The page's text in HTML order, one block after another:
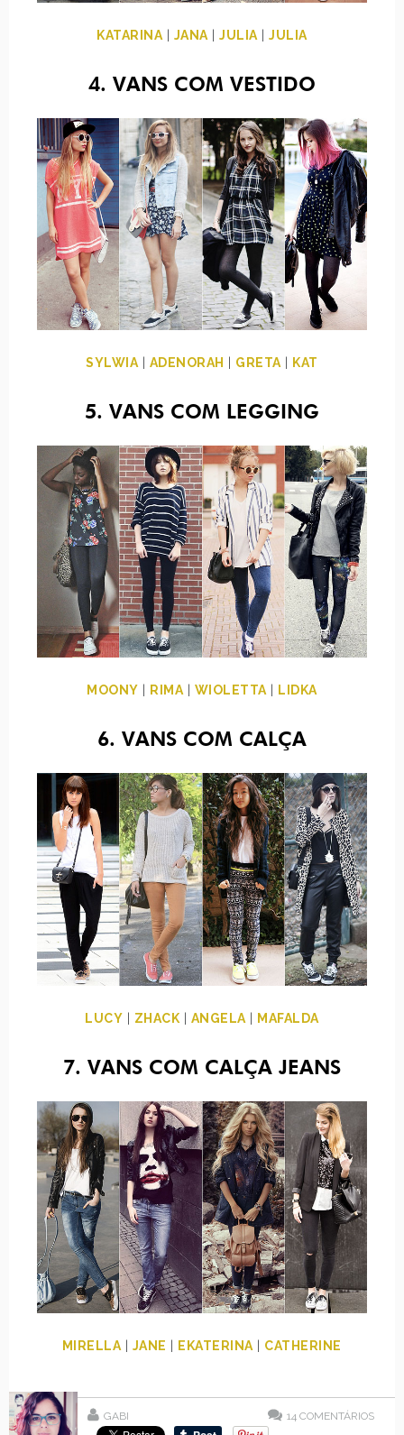
KATARINA JANA |JULIA |JULIA
4. VANS COM VESTIDO
SYLWIA ADENORAH GRETA KAT
5. VANS COM LEGGING
MOONY RIMA| WIOLETTA| LIDKA
6. VANS COM CALÇA
LUCY ZHACK ANGELA MAFALDA
7. VANS COM CALÇA JEANS
MIRELLA| JANE EKATERINA| CATHERINE
GABI 14 COMENTÁRIOS